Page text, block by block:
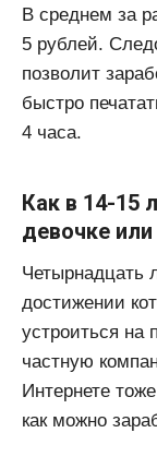
В среднем за
5 рублей.
позволит
быстро
4 часа.
Как в 14-15
девочке
Четырнадцать
достижении
устроиться на
частную
Интернете
как можно